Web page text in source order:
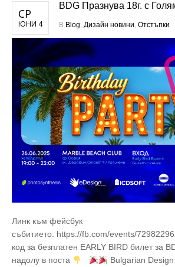
СР
ЮНИ 4
BDG Празнува 18г. с
В Blog, Дизайн новини, Отстъпки
Линк към фейсбук
събитието: https://fb.com/events/
код за безплатен EARLY BIRD билет за
надолу в поста
Bulgarian